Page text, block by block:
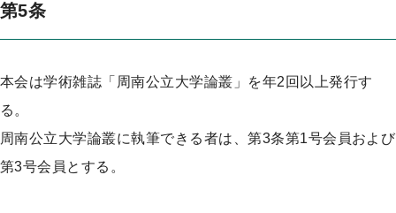
第5条
本会は学術雑誌「周南公立大学論叢」を年2回以上発行す
る。
周南公立大学論叢に執筆できる者は、第3条第1号会員および
第3号会員とする。